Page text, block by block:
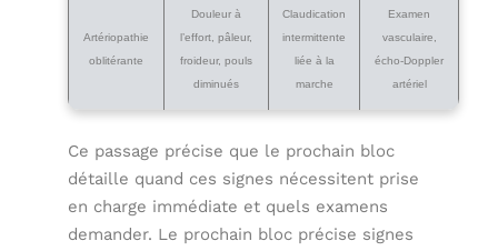
Artériopathie
oblitérante
Douleur à
l’effort, pâleur,
froideur, pouls
diminués
Claudication
intermittente
liée à la
marche
Examen
vasculaire,
écho-Doppler
artériel
Ce passage précise que le prochain bloc
détaille quand ces signes nécessitent prise
en charge immédiate et quels examens
demander. Le prochain bloc précise signes